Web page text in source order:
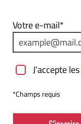
Votre e-mail*
J’accepte les
*Champs requis